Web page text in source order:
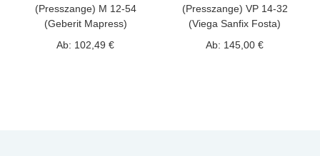
(Presszange) M 12-54
(Geberit Mapress)
Ab: 102,49 €
(Presszange) VP 14-32
(Viega Sanfix Fosta)
Ab: 145,00 €